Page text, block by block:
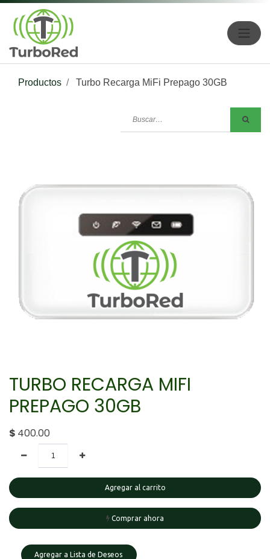
Productos Turbo Recarga MiFi Prepago 30GB
TURBO RECARGA MIFI
PREPAGO 30GB
$ 400.00
Agregar al carrito
Comprar ahora
Agregar a Lista de Deseos